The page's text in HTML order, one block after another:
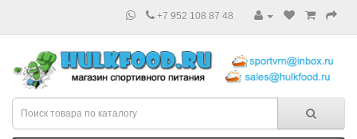
+7 952 108 87 48